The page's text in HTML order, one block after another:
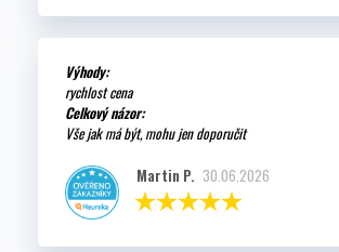
Výhody:
rychlost cena
Celkový názor:
Vše jak má být, mohu jen doporučit
Martin P. 30.06.2026